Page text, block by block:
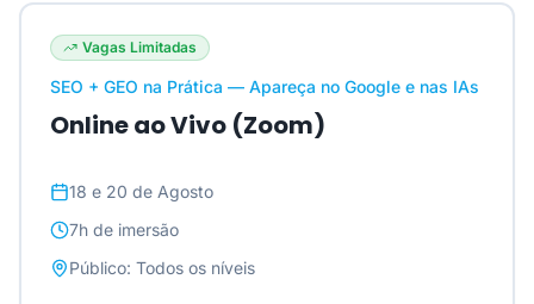
Vagas Limitadas
SEO + GEO na Prática — Apareça no Google e nas IAs
Online ao Vivo (Zoom)
18 e 20 de Agosto
7h de imersão
Público: Todos os níveis